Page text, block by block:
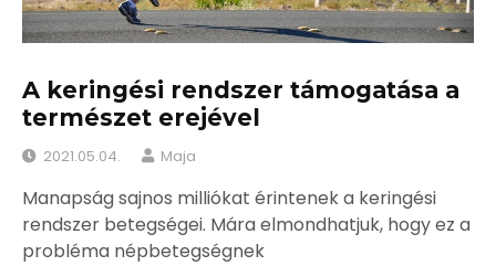
A keringési rendszer támogatása a
természet erejével
2021.05.04. Maja
Manapság sajnos milliókat érintenek a keringési
rendszer betegségei. Mára elmondhatjuk, hogy ez a
probléma népbetegségnek